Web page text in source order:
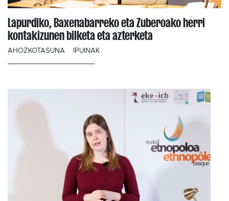
Lapurdiko, Baxenabarreko eta Zuberoako herri
kontakizunen bilketa eta azterketa
AHOZKOTASUNA IPUINAK